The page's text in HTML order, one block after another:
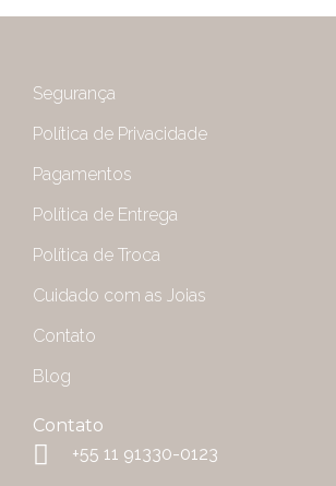
Segurança
Política de Privacidade
Pagamentos
Política de Entrega
Política de Troca
Cuidado com as Joias
Contato
Blog
Contato
+55 11 91330-0123